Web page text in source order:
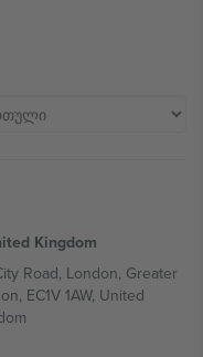
Kingdom
Road, London, Greater
EC1V 1AW, United